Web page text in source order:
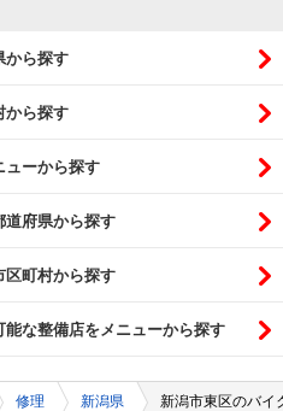
から探す
から探す
ューから探す
道府県から探す
区町村から探す
な整備店をメニューから探す
修理 新潟県 新潟市東区のバイ